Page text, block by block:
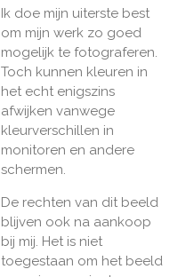
Ik doe mijn uiterste best
om mijn werk zo goed
mogelijk te fotograferen.
Toch kunnen kleuren in
het echt enigszins
afwijken vanwege
kleurverschillen in
monitoren en andere
schermen.
De rechten van dit beeld
blijven ook na aankoop
bij mij. Het is niet
toegestaan om het beeld